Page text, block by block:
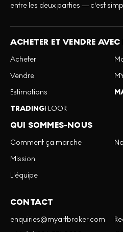
entre les deux parties — c'est
ACHETER ET VENDRE
Acheter
Vendre
Estimations
TRADINGFLOOR
QUI SOMMES-NOUS
Comment ça marche
Mission
L'équipe
CONTACT
enquiries@myartbroker.com